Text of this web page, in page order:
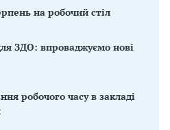
на робочий стіл
ЗДО: впроваджуємо нові
робочого часу в закладі